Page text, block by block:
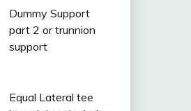
Dummy Support
part 2 or trunnion
support
Equal Lateral tee